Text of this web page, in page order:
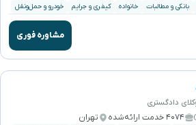
بانکی و مطالبات خانواده کیفری و جرایم خودرو و حمل‌ونقل
مشاوره فوری
دادگستری
۴۰۷۴ خدمت ارائه‌شده تهران